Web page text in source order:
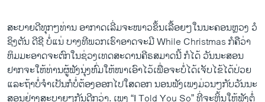
ສຽງ
ລາຍການກະຈາຍສຽງ
ລາຍງານ
ຕິດຕາມພວກເຮົາ ທີ່
ສະບາຍດີ​ທຸກໆທ່ານ ​ອາກາດເລີ່​ມຈະ​ໜາວ​ຂຶ້ນ​ເລື້ອຍໆ​ໃນ​ນະຄອນຫຼວງ ວໍ​
ຊິງ​ຕັນ ດີ​ຊີ ບໍ່​ແນ່ ບາງ​ທີ​ພວກ​ເຮົາ​ອາດ​ຈະ​ມີ While Christmas ກໍ​ຄື​ວ່າ
ຫິມມະ​ອາດ​ຈະ​ຕົກ​ໃນ​ຊ່ວງ​ເທດ​ສະ​ດານ​ຄີຣສມາດ​ນີ້ ກໍ​ໄດ້ ວັນນະ​ສອນ​
ຢາກຈະ​ໃຫ້​ທ່ານ​ຜູ້​ຟັງ​ນຸ່ງ​ຫົ່ມ​ໃຫ້​ໜາ​ເອົາ​ໄວ້​ເພື່ອ​ຈະ​ບໍ່​ໄດ້​ເຈັບ​ໄຂ້​ໄດ້​ປ່ວຍ​
ແລະ​ຖ້າ​ບໍ່​ຈໍາ​ເປັນ​ກໍ​ບໍ່​ຕ້ອງ​ອອກ​ໄປ​ໃສ​ດອກ ນອນ​ຟັງ​ເພງ​ມ່ວນໆ​ກັບ​ວັນນະ​
ສອນ​ຢ່າງ​ສະບາຍ​ໆກັນ​ດີກ​ວ່າ. ​ເພງ “I Told You So” ທີ່​ຈະ​ຫຼິ້ນ​ໃຫ້​ຟັງ​ຕໍ່​